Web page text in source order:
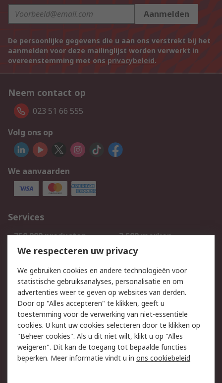
Aanmelden
De persoonlijke gegevens die u aan ons verstrekt bij het
aanmelden voor deze mailinglijst worden verwerkt in
overeenstemming met ons privacybeleid.
Neem contact op
023 51 66 555
Volg ons op
We aanvaarden
Services
750.000 producten
2.500 merken
Bestellen
Inkoopoplossingen
Track & Trace
Wettelijk
Cookiebeleid
Email veiligheid
Privacybeleid
Websitevoorwaarden
Algemene
verkoopvoorwaarden
We respecteren uw privacy
We gebruiken cookies en andere technologieën voor
statistische gebruiksanalyses, personalisatie en om
advertenties weer te geven op websites van derden.
Door op "Alles accepteren" te klikken, geeft u
toestemming voor de verwerking van niet-essentiële
cookies. U kunt uw cookies selecteren door te klikken op
"Beheer cookies". Als u dit niet wilt, klikt u op "Alles
weigeren". Dit kan de toegang tot bepaalde functies
beperken. Meer informatie vindt u in ons cookiebeleid